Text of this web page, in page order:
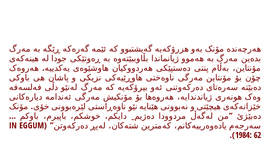
هەرچەندە مۆنک بەو هزرۆکەیە گەیشتبوو کە ئێمە گەرەکە ڕێگە بە مەرگ
بدەین مەرگ بە هەموو ژیانماندا بڵاوببێتەوە بە ڕەوتێکی جودا لە هینەکەی
مۆنتاین، بەڵام پنتی دەستپێکی هەردووکیان هاوشێوەی یەکدییە. هەروەک
چۆن بۆ مۆنتاین مەرگی ناوەختی هاوڕێیەکی نزیکی و پاشان هی باوکی
دەبێتە سەرەتای دەرکەوتنی ئەو بیرۆکەیە کە مەرگ لەنێو دڵی فەلسەفە
وەک هونەری ژیاندندایە، هەروەها بۆ مۆنکیش مەرگی ئەندامە دیارەکانی
خێزانەکەی هیچێتی و نەبوونی هێنایە نێو ناوەڕاستی لێرەبوونی خۆی. مۆنک
دەبێژێ ”من لەگەڵ مردوودا دەژیم_ دایکم، خوشکم، باپیرم، باوکم …
سەرجەم یادەوەرییەکانم، کەمترین شتەکان، لەپڕ دەرکەوتن” (IN EGGUM
1984: 62).